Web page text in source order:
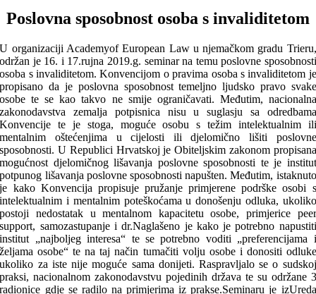
Poslovna sposobnost osoba s invaliditetom
U organizaciji Academyof European Law u njemačkom gradu Trieru,
održan je 16. i 17.rujna 2019.g. seminar na temu poslovne sposobnosti
osoba s invaliditetom. Konvencijom o pravima osoba s invaliditetom je
propisano da je poslovna sposobnost temeljno ljudsko pravo svake
osobe te se kao takvo ne smije ograničavati. Međutim, nacionalna
zakonodavstva zemalja potpisnica nisu u suglasju sa odredbama
Konvencije te je stoga, moguće osobu s težim intelektualnim ili
mentalnim oštećenjima u cijelosti ili djelomično lišiti poslovne
sposobnosti. U Republici Hrvatskoj je Obiteljskim zakonom propisana
mogućnost djelomičnog lišavanja poslovne sposobnosti te je institut
potpunog lišavanja poslovne sposobnosti napušten. Međutim, istaknuto
je kako Konvencija propisuje pružanje primjerene podrške osobi s
intelektualnim i mentalnim poteškoćama u donošenju odluka, ukoliko
postoji nedostatak u mentalnom kapacitetu osobe, primjerice peer
support, samozastupanje i dr.Naglašeno je kako je potrebno napustiti
institut „najboljeg interesa“ te se potrebno voditi „preferencijama i
željama osobe“ te na taj način tumačiti volju osobe i donositi odluke
ukoliko za iste nije moguće sama donijeti. Raspravljalo se o sudskoj
praksi, nacionalnom zakonodavstvu pojedinih država te su održane 3
radionice gdje se radilo na primjerima iz prakse.Seminaru je izUreda